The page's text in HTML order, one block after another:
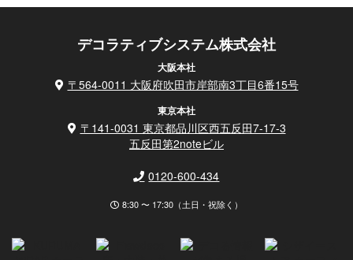
デコラティブシステム株式会社
大阪本社
〒564-0011 大阪府吹田市岸部南3丁目6番15号
東京本社
〒141-0031 東京都品川区西五反田7-17-3
五反田第2noteビル
0120-600-434
8:30 〜 17:30（土日・祝除く）